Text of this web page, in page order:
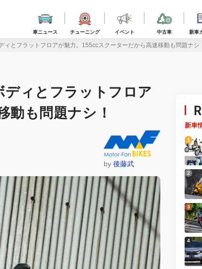
車ニュース チューニング イベント 中古車 新車
ィとフラットフロアが魅力。155ccスクーターだから高速移動も問題ナ
ディとフラットフロア
動も問題ナシ！
by後藤武
新車